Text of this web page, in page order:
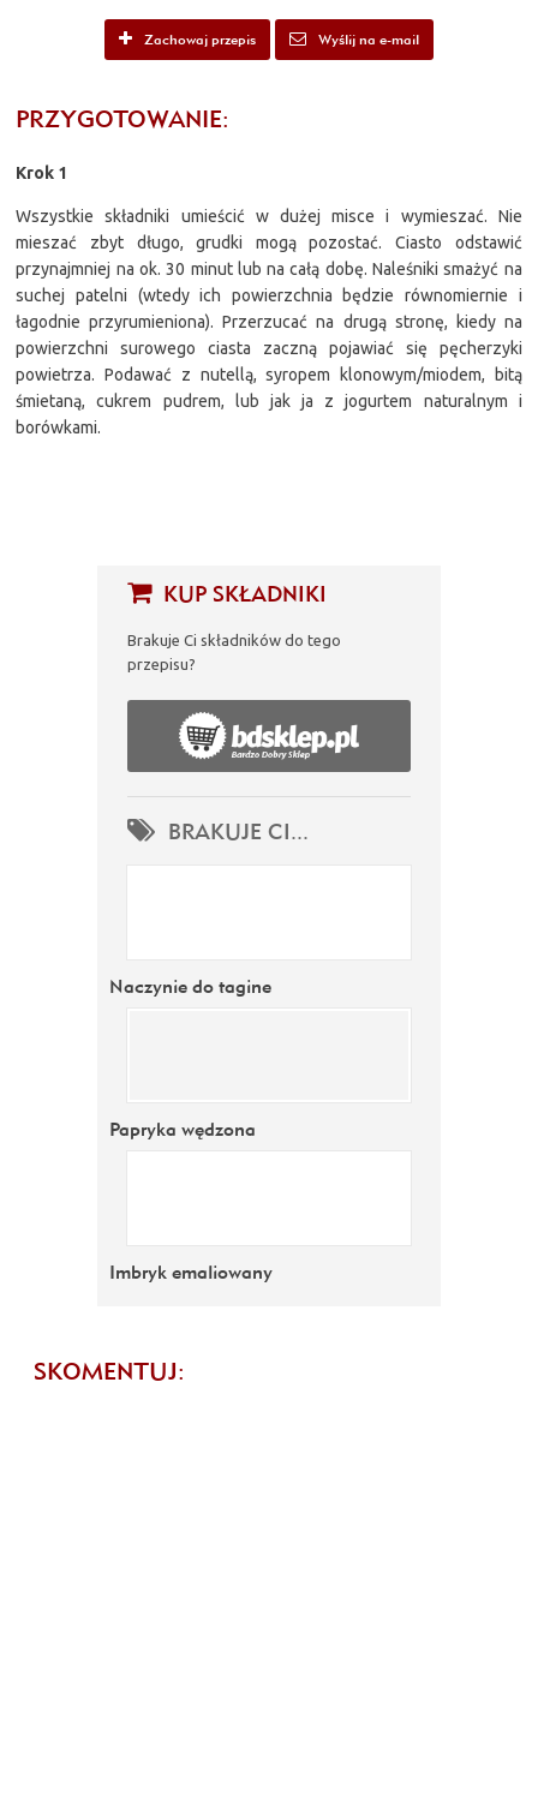
KUP SKŁADNIKI
Brakuje Ci składników do tego
przepisu?
BRAKUJE CI...
Naczynie do tagine
Papryka wędzona
Imbryk emaliowany
Zachowaj przepis Wyślij na e-mail
PRZYGOTOWANIE:
Krok 1
Wszystkie składniki umieścić w dużej misce i wymieszać. Nie
mieszać zbyt długo, grudki mogą pozostać. Ciasto odstawić
przynajmniej na ok. 30 minut lub na całą dobę. Naleśniki smażyć na
suchej patelni (wtedy ich powierzchnia będzie równomiernie i
łagodnie przyrumieniona). Przerzucać na drugą stronę, kiedy na
powierzchni surowego ciasta zaczną pojawiać się pęcherzyki
powietrza. Podawać z nutellą, syropem klonowym/miodem, bitą
śmietaną, cukrem pudrem, lub jak ja z jogurtem naturalnym i
borówkami.
SKOMENTUJ: